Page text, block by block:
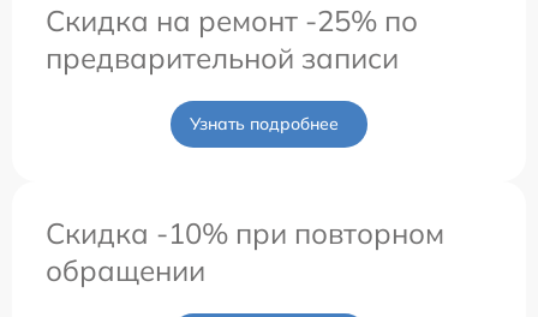
Скидка на ремонт -25% по
предварительной записи
Узнать подробнее
Скидка -10% при повторном
обращении